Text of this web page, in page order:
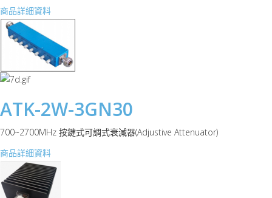
商品詳細資料
ATK-2W-3GN30
700~2700MHz 按鍵式可調式衰減器(Adjustive Attenuator)
商品詳細資料